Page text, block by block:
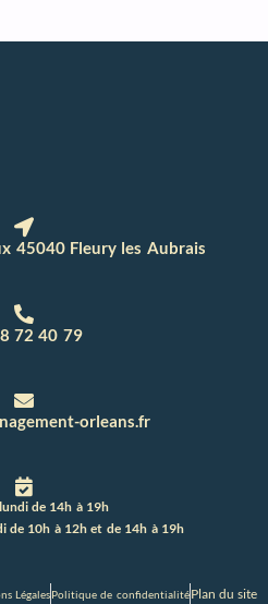
45040 Fleury les Aubrais
72 40 79
orleans.fr
de 14h à 19h
de 10h à 12h et de 14h à 19h
LégalesPolitique de confidentialitéPlan du site